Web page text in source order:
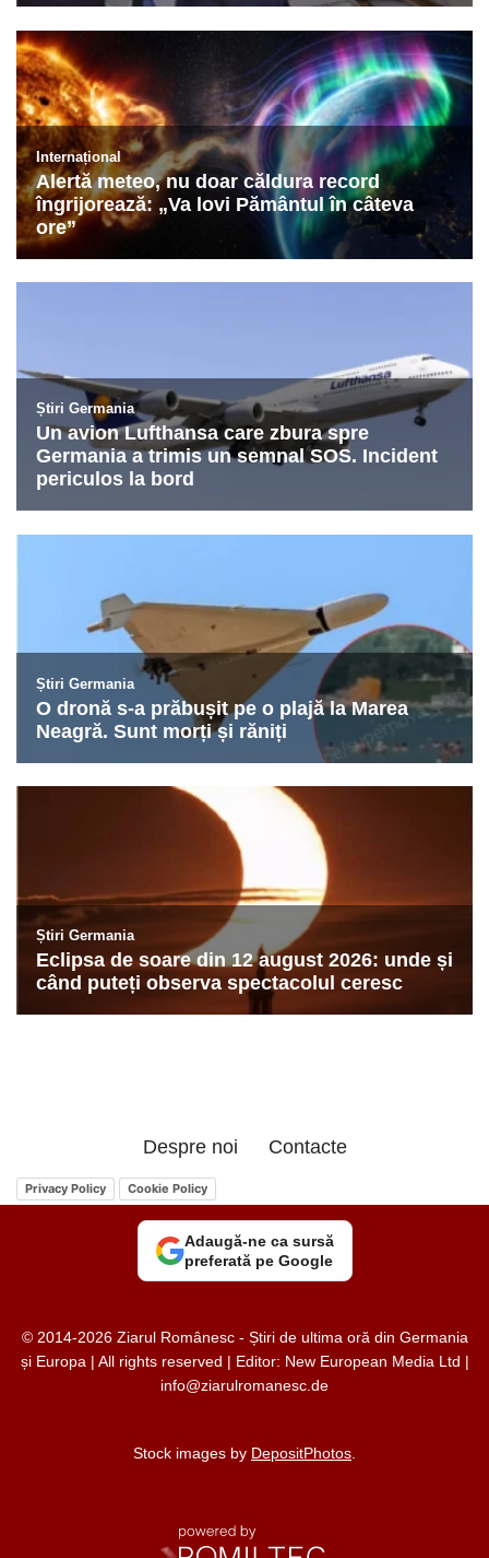
Despre noi Contacte
Privacy Policy Cookie Policy
Adaugă-ne ca sursă
preferată pe Google
© 2014-2026 Ziarul Românesc - Știri de ultima oră din Germania
și Europa | All rights reserved | Editor: New European Media Ltd |
info@ziarulromanesc.de
Stock images by DepositPhotos